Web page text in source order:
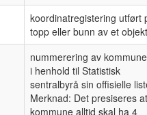
koordinatregistering utført
topp eller bunn av et objekt
nummerering av
i henhold til Statistisk
sentralbyrå sin offisielle
Merknad: Det presiseres at
kommune alltid skal ha 4